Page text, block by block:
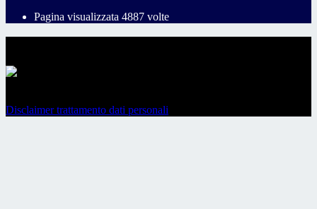
Pagina visualizzata 4887 volte
Disclaimer trattamento dati personali